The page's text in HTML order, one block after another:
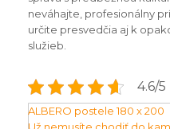
neváhajte, profesionálny
určite presvedčia aj k
služieb.
4.6/5
Navigace
ALBERO postele 180 x 200
Už nemusíte chodiť do